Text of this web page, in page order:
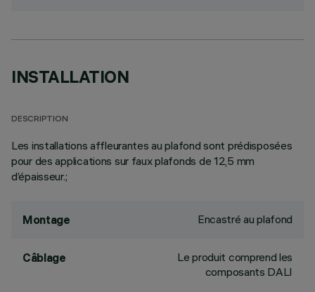
INSTALLATION
DESCRIPTION
Les installations affleurantes au plafond sont prédisposées
pour des applications sur faux plafonds de 12,5 mm
d’épaisseur.;
Montage Encastré au plafond
Câblage
Le produit comprend les
composants DALI